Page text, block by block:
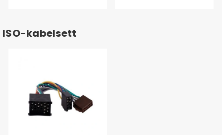
ISO-kabelsett